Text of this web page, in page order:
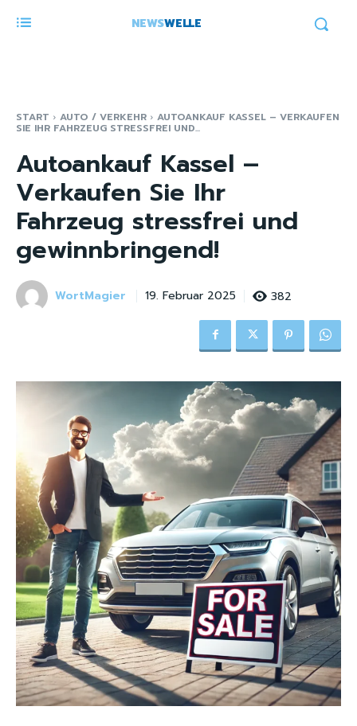
NEWSWELLE
START AUTO / VERKEHR AUTOANKAUF KASSEL – VERKAUFEN
SIE IHR FAHRZEUG STRESSFREI UND...
Autoankauf Kassel –
Verkaufen Sie Ihr
Fahrzeug stressfrei und
gewinnbringend!
WortMagier 19. Februar 2025 382